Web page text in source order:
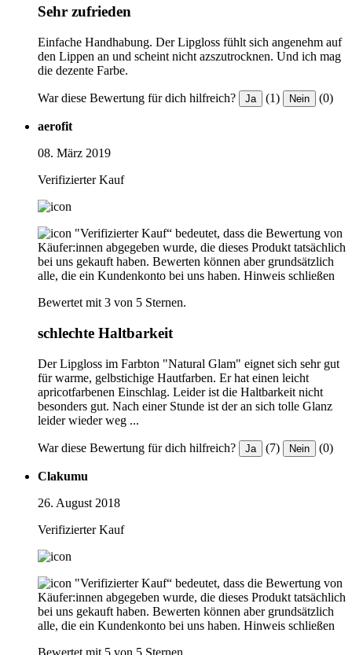
Sehr zufrieden
Einfache Handhabung. Der Lipgloss fühlt sich angenehm auf
den Lippen an und scheint nicht azszutrocknen. Und ich mag
die dezente Farbe.
War diese Bewertung für dich hilfreich? Ja (1) Nein (0)
aerofit
08. März 2019
Verifizierter Kauf
"Verifizierter Kauf“ bedeutet, dass die Bewertung von
Käufer:innen abgegeben wurde, die dieses Produkt tatsächlich
bei uns gekauft haben. Bewerten können aber grundsätzlich
alle, die ein Kundenkonto bei uns haben. Hinweis schließen
Bewertet mit 3 von 5 Sternen.
schlechte Haltbarkeit
Der Lipgloss im Farbton "Natural Glam" eignet sich sehr gut
für warme, gelbstichige Hautfarben. Er hat einen leicht
apricotfarbenen Einschlag. Leider ist die Haltbarkeit nicht
besonders gut. Nach einer Stunde ist der an sich tolle Glanz
leider wieder weg ...
War diese Bewertung für dich hilfreich? Ja (7) Nein (0)
Clakumu
26. August 2018
Verifizierter Kauf
"Verifizierter Kauf“ bedeutet, dass die Bewertung von
Käufer:innen abgegeben wurde, die dieses Produkt tatsächlich
bei uns gekauft haben. Bewerten können aber grundsätzlich
alle, die ein Kundenkonto bei uns haben. Hinweis schließen
Bewertet mit 5 von 5 Sternen.